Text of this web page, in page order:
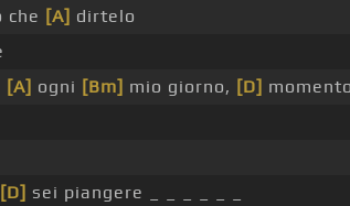
che [A] dirtelo
[A] ogni [Bm] mio giorno, [D]
[D] sei piangere _ _ _ _ _ _